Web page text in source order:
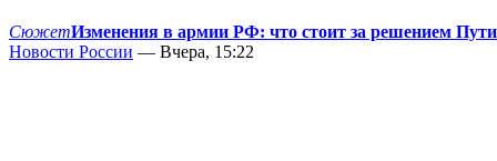
СюжетИзменения в армии РФ: что стоит за решением
Новости России — Вчера, 15:22